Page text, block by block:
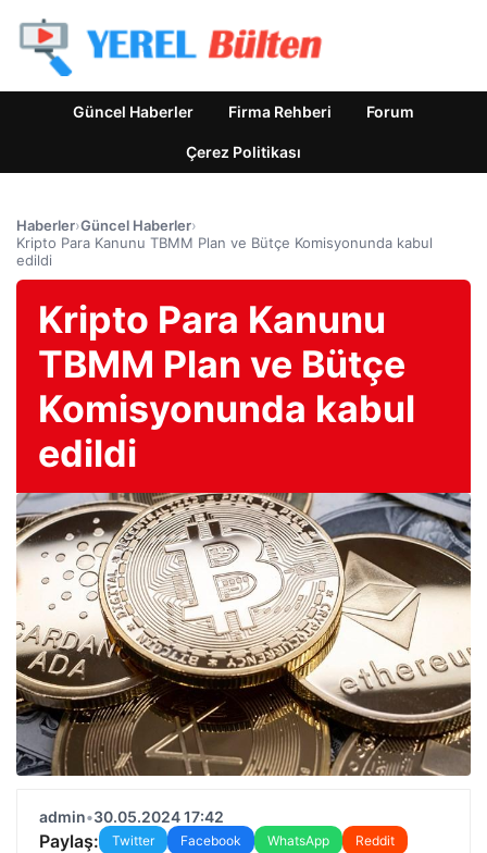
Güncel Haberler Firma Rehberi Forum
Çerez Politikası
Haberler›Güncel Haberler›
Kripto Para Kanunu TBMM Plan ve Bütçe Komisyonunda kabul
edildi
Kripto Para Kanunu
TBMM Plan ve Bütçe
Komisyonunda kabul
edildi
admin•30.05.2024 17:42
Paylaş: Twitter Facebook WhatsApp
Reddit